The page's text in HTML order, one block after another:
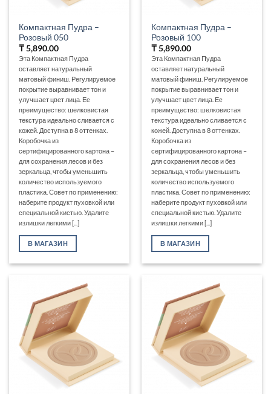
Компактная Пудра –
Розовый 050
₸5,890.00
Эта Компактная Пудра
оставляет натуральный
матовый финиш. Регулируемое
покрытие выравнивает тон и
улучшает цвет лица. Еe
преимущество: шелковистая
текстура идеально сливается с
кожей. Доступна в 8 оттенках.
Коробочка из
сертифицированного картона –
для сохранения лесов и без
зеркальца, чтобы уменьшить
количество используемого
пластика. Совет по применению:
наберите продукт пуховкой или
специальной кистью. Удалите
излишки легкими [...]
В МАГАЗИН
Компактная Пудра –
Розовый 100
₸5,890.00
Эта Компактная Пудра
оставляет натуральный
матовый финиш. Регулируемое
покрытие выравнивает тон и
улучшает цвет лица. Еe
преимущество: шелковистая
текстура идеально сливается с
кожей. Доступна в 8 оттенках.
Коробочка из
сертифицированного картона –
для сохранения лесов и без
зеркальца, чтобы уменьшить
количество используемого
пластика. Совет по применению:
наберите продукт пуховкой или
специальной кистью. Удалите
излишки легкими [...]
В МАГАЗИН